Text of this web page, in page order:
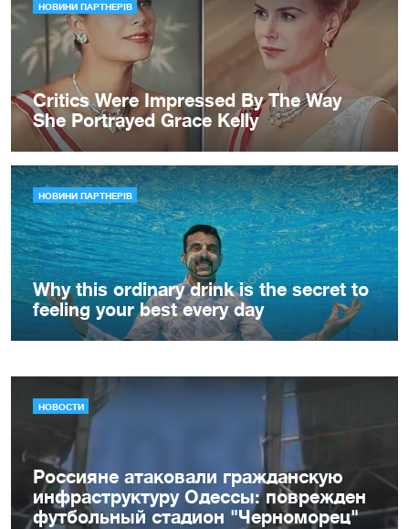
НОВОСТИ
Россияне атаковали гражданскую
инфраструктуру Одессы: поврежден
футбольный стадион "Черноморец"